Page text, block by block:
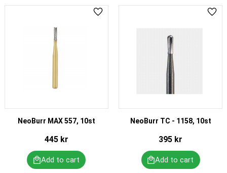
NeoBurr MAX 557, 10st
445kr
Add to favorites
NeoBurr TC - 1158, 10st
395 kr
Add